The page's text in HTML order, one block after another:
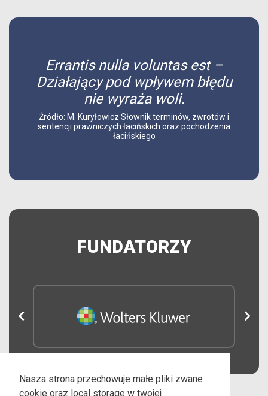
Errantis nulla voluntas est –
Działający pod wpływem błędu
nie wyraża woli.
Źródło: M. Kuryłowicz Słownik terminów, zwrotów i
sentencji prawniczych łacińskich oraz pochodzenia
łacińskiego
FUNDATORZY
Nasza strona przechowuje małe pliki zwane
cookie oraz local storage w twojej